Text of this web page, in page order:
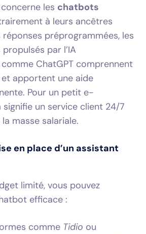
les chatbots
à leurs ancêtres
préprogrammées, les
par l’IA
ChatGPT comprennent
apportent une aide
Pour un petit e-
un service client 24/7
masse salariale.
en place d’un assistant
limité, vous pouvez
efficace :
comme Tidio ou